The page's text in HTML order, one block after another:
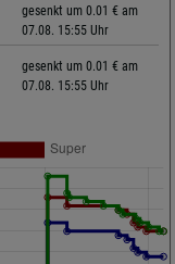
gesenkt um 0.01 € am
07.08. 15:55 Uhr
gesenkt um 0.01 € am
07.08. 15:55 Uhr